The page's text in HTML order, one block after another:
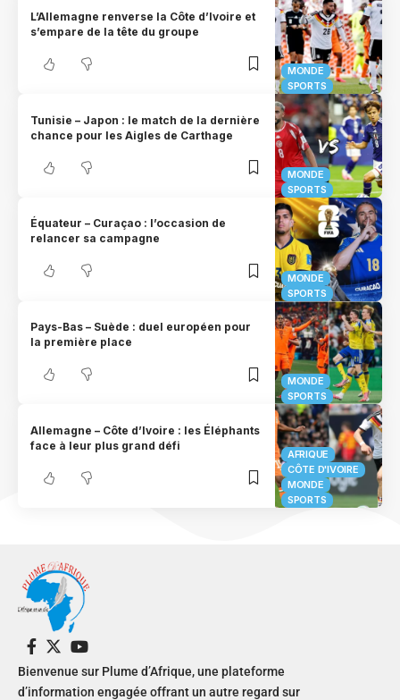
MONDE
SPORTS
L’Allemagne renverse la Côte d’Ivoire et
s’empare de la tête du groupe
MONDE
SPORTS
Tunisie – Japon : le match de la dernière
chance pour les Aigles de Carthage
MONDE
SPORTS
Équateur – Curaçao : l’occasion de
relancer sa campagne
MONDE
SPORTS
Pays-Bas – Suède : duel européen pour
la première place
AFRIQUE
CÔTE D'IVOIRE
MONDE
SPORTS
Allemagne – Côte d’Ivoire : les Éléphants
face à leur plus grand défi
Bienvenue sur Plume d’Afrique, une plateforme
d’information engagée offrant un autre regard sur